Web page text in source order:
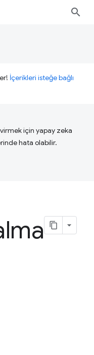
İçerikleri isteğe bağlı
için yapay zeka
hata olabilir.